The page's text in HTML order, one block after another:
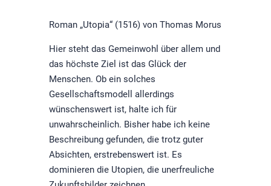
Roman „Utopia“ (1516) von Thomas Morus
Hier steht das Gemeinwohl über allem und
das höchste Ziel ist das Glück der
Menschen. Ob ein solches
Gesellschaftsmodell allerdings
wünschenswert ist, halte ich für
unwahrscheinlich. Bisher habe ich keine
Beschreibung gefunden, die trotz guter
Absichten, erstrebenswert ist. Es
dominieren die Utopien, die unerfreuliche